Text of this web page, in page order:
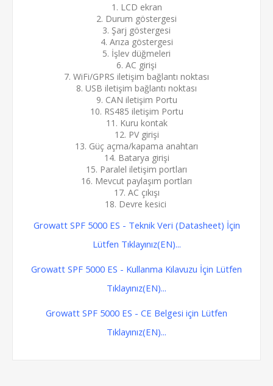
1. LCD ekran
2. Durum göstergesi
3. Şarj göstergesi
4. Arıza göstergesi
5. İşlev düğmeleri
6. AC girişi
7. WiFi/GPRS iletişim bağlantı noktası
8. USB iletişim bağlantı noktası
9. CAN iletişim Portu
10. RS485 iletişim Portu
11. Kuru kontak
12. PV girişi
13. Güç açma/kapama anahtarı
14. Batarya girişi
15. Paralel iletişim portları
16. Mevcut paylaşım portları
17. AC çıkışı
18. Devre kesici
Growatt SPF 5000 ES - Teknik Veri (Datasheet) İçin
Lütfen Tıklayınız(EN)...
Growatt SPF 5000 ES - Kullanma Kılavuzu İçin Lütfen
Tıklayınız(EN)...
Growatt SPF 5000 ES - CE Belgesi için Lütfen
Tıklayınız(EN)...